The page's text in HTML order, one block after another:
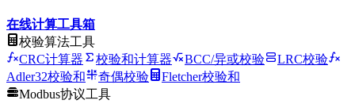
在线计算工具箱
校验算法工具
CRC计算器
校验和计算器 BCC/异或校验
LRC校验
Adler32校验和
奇偶校验
Fletcher校验和
Modbus协议工具